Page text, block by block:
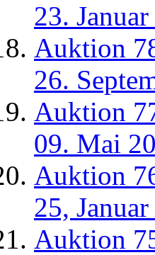
23. Januar
Auktion
26.
Auktion
09. Mai 20
Auktion
25,
Auktion